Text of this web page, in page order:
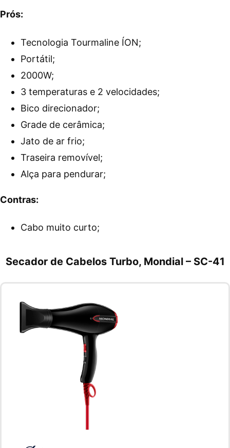
Prós:
Tecnologia Tourmaline ÍON;
Portátil;
2000W;
3 temperaturas e 2 velocidades;
Bico direcionador;
Grade de cerâmica;
Jato de ar frio;
Traseira removível;
Alça para pendurar;
Contras:
Cabo muito curto;
Secador de Cabelos Turbo, Mondial – SC-41